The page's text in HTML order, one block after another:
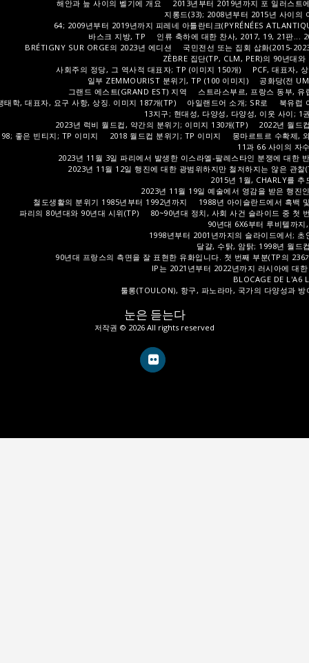
눈은 듣는다
저작권 © 2026 All rights reserved
해안과 늪 사이의 벨기에 개요
2013년부터 2019년까지 포 일러스트
지롱드(33); 2008년부터 2015년 사이의
64; 2009년부터 2019년까지 피레네 아틀란티크(PYRÉNÉES
바스크 지방, TP
인류 축하에 대한 찬사, 2017, 19, 21판...
BRÉTIGNY SUR ORGE의 2023년 에디션
국민전선 또는 집회 삽화(2015-
ZÈBRE 집단(TP, CLM, PER)의 90년대
사회주의 정당, 그 역사적 대표자; TP (이미지 150개)
PCF, 대표자,
일부 ZEMMOURIST 분위기, TP (100 이미지)
공화당(전
그랜드 에스트(GRAND EST) 지역
스트라스부르, 프랑스 동부, 유
태학, 대표자, 요구 사항, 상징. 이미지 187개(TP)
아일랜드어 소개; SR로
북유럽
13지구; 현대성, 다양성, 다양성, 이웃 사이; 1
2023년 럭비 월드컵, 약간의 분위기; 이미지 130개(TP)
2022년 월드
98; 좋은 빈티지; TP 이미지
2018 월드컵 분위기; TP 이미지
몽마르트르 수확제,
11과 66 사이의 자
2023년 11월 3일 파리에서 발생한 이스라엘-팔레스타인 분쟁에 대한
2023년 11월 12일 행진에 대한 광범위하지만 철저하지는 않은 관찰
2015년 1월, CHARLY를
2023년 11월 19일 예술에서 영감을 받은 행진
철도생활의 분위기 1985년부터 1992년까지
1988년 아이슬란드에서 흑백
파리의 80년대와 90년대 시위(TP)
80~90년대 정치, 사회 사건 슬라이드 중 첫
90년대 6X6부터 루비텔까
1998년부터 2001년까지의 슬라이드에서; 초
달걀, 수탉, 암탉; 1998년 월드
90년대 프랑스의 측면을 잘 표현한 유화입니다. 첫 번째 부분(TP의 236
IP는 2021년부터 2022년까지 러시아에 대
BLOCAGE DE L'A6
툴롱(TOULON), 항구, 파노라마, 국가의 다양성과